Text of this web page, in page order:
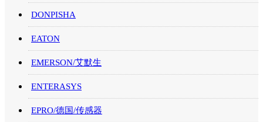
DONPISHA
EATON
EMERSON/艾默生
ENTERASYS
EPRO/德国/传感器